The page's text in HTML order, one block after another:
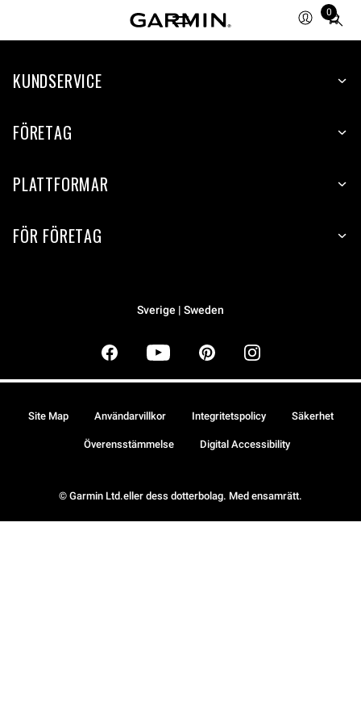
0
Total
items
cart:
KUNDSERVICE
FÖRETAG
PLATTFORMAR
FÖR FÖRETAG
Sverige | Sweden
© Garmin Ltd.eller dess dotterbolag. Med ensamrätt.
Site Map Användarvillkor Integritetspolicy Säkerhet
Överensstämmelse Digital Accessibility